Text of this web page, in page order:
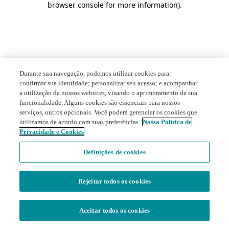
browser console for more information).
Durante sua navegação, podemos utilizar cookies para:
confirmar sua identidade; personalizar seu acesso; e acompanhar
a utilização de nossos websites, visando o aprimoramento de sua
funcionalidade. Alguns cookies são essenciais para nossos
serviços, outros opcionais. Você poderá gerenciar os cookies que
utilizamos de acordo com suas preferências. Nossa Política de
Privacidade e Cookies
Definições de cookies
Rejeitar todos os cookies
Aceitar todos os cookies